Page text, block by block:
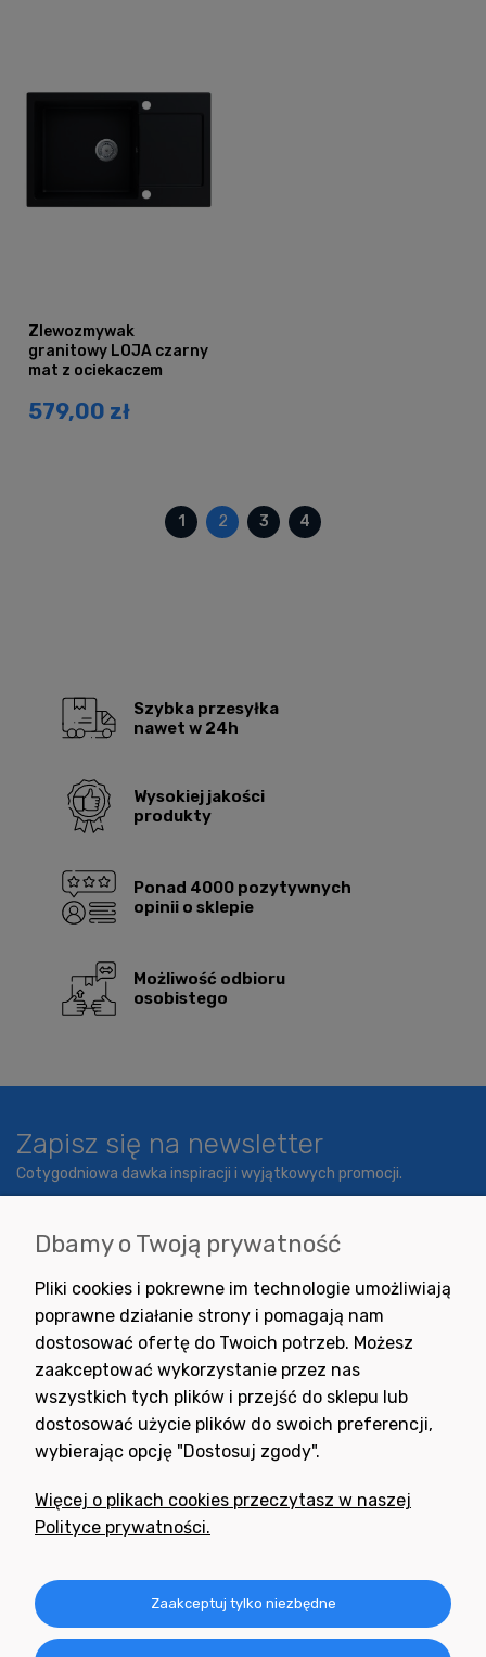
Zlewozmywak
granitowy LOJA czarny
mat z ociekaczem
579,00 zł
1 2 3 4
Szybka przesyłka
nawet w 24h
Wysokiej jakości
produkty
Ponad 4000 pozytywnych
opinii o sklepie
Możliwość odbioru
osobistego
Zapisz się na newsletter
Cotygodniowa dawka inspiracji i wyjątkowych promocji.
Wyrażam zgodę na otrzymywanie newslettera z inspiracjami,
nowościami i promocjami.
Potrzebujesz pomocy
+48 791 806 804
Informacje
Obsługa zamówień
Dbamy o Twoją prywatność
Pliki cookies i pokrewne im technologie umożliwiają
poprawne działanie strony i pomagają nam
dostosować ofertę do Twoich potrzeb. Możesz
zaakceptować wykorzystanie przez nas
wszystkich tych plików i przejść do sklepu lub
dostosować użycie plików do swoich preferencji,
wybierając opcję "Dostosuj zgody".
Więcej o plikach cookies przeczytasz w naszej
Polityce prywatności.
Zaakceptuj tylko niezbędne